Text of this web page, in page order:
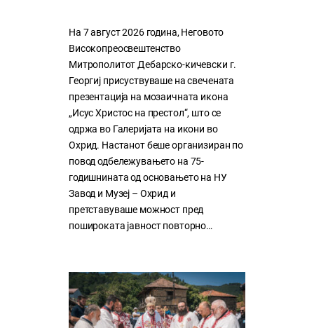
На 7 август 2026 година, Неговото
Високопреосвештенство
Митрополитот Дебарско-кичевски г.
Георгиј присуствуваше на свечената
презентација на мозаичната икона
„Исус Христос на престол“, што се
одржа во Галеријата на икони во
Охрид. Настанот беше организиран по
повод одбележувањето на 75-
годишнината од основањето на НУ
Завод и Музеј – Охрид и
претставуваше можност пред
пошироката јавност повторно…